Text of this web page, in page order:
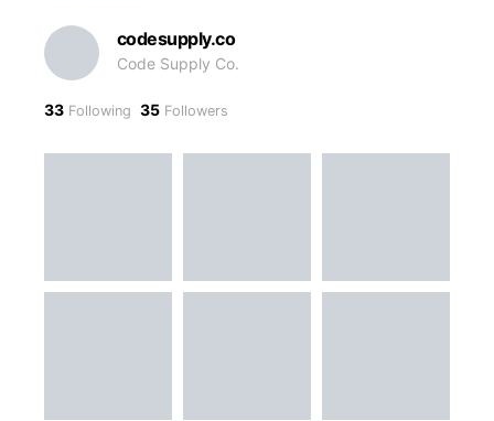
codesupply.co
Code Supply Co.
33 Following 35 Followers